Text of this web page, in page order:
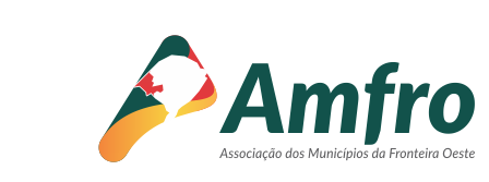
AMFRO
Associação
dos